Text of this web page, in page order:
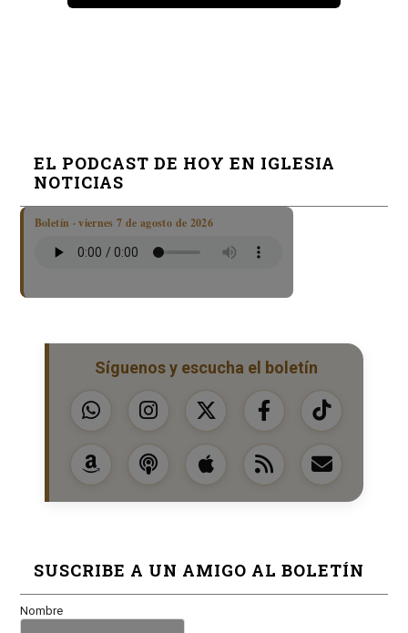
EL PODCAST DE HOY EN IGLESIA
NOTICIAS
Boletín · viernes 7 de agosto de 2026
Síguenos y escucha el boletín
SUSCRIBE A UN AMIGO AL BOLETÍN
Nombre